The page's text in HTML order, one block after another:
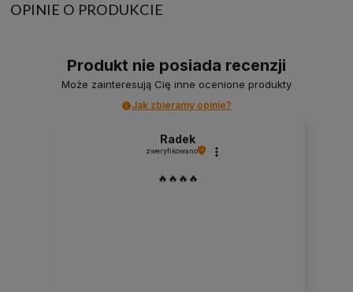
OPINIE O PRODUKCIE
Produkt nie posiada recenzji
Może zainteresują Cię inne ocenione produkty
Jak zbieramy opinie?
Radek
zweryfikowano
🔥🔥🔥🔥